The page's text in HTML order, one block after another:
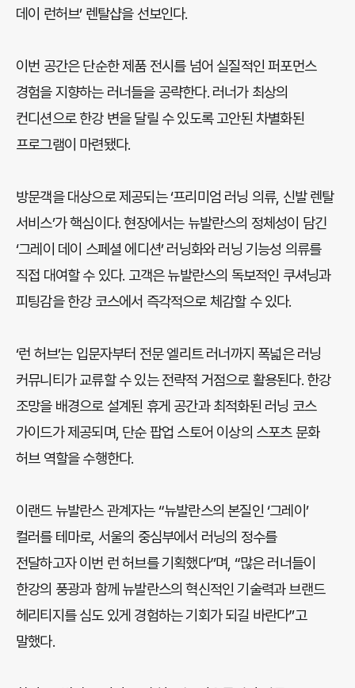
데이 런허브’ 렌탈샵을 선보인다.
이번 공간은 단순한 제품 전시를 넘어 실질적인 퍼포먼스
경험을 지향하는 러너들을 공략한다. 러너가 최상의
컨디션으로 한강 변을 달릴 수 있도록 고안된 차별화된
프로그램이 마련됐다.
방문객을 대상으로 제공되는 ‘프리미엄 러닝 의류, 신발 렌탈
서비스’가 핵심이다. 현장에서는 뉴발란스의 정체성이 담긴
‘그레이 데이 스페셜 에디션’ 러닝화와 러닝 기능성 의류를
직접 대여할 수 있다. 고객은 뉴발란스의 독보적인 쿠셔닝과
피팅감을 한강 코스에서 즉각적으로 체감할 수 있다.
‘런 허브’는 입문자부터 전문 엘리트 러너까지 폭넓은 러닝
커뮤니티가 교류할 수 있는 전략적 거점으로 활용된다. 한강
조망을 배경으로 설계된 휴게 공간과 최적화된 러닝 코스
가이드가 제공되며, 단순 팝업 스토어 이상의 스포츠 문화
허브 역할을 수행한다.
이랜드 뉴발란스 관계자는 “뉴발란스의 본질인 ‘그레이’
컬러를 테마로, 서울의 중심부에서 러닝의 정수를
전달하고자 이번 런 허브를 기획했다”며, “많은 러너들이
한강의 풍광과 함께 뉴발란스의 혁신적인 기술력과 브랜드
헤리티지를 심도 있게 경험하는 기회가 되길 바란다”고
말했다.